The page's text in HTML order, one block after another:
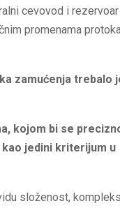
cevovod i rezervoar
promenama
zamućenja trebalo
kojom bi se
jedini kriterijum u
složenost,